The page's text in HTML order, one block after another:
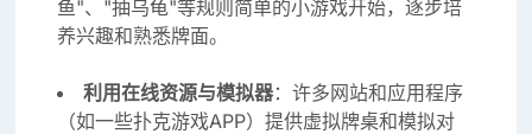
鱼"、"抽乌龟"等规则简单的小游戏开始，逐步培
养兴趣和熟悉牌面。
利用在线资源与模拟器：许多网站和应用程序
（如一些扑克游戏APP）提供虚拟牌桌和模拟对